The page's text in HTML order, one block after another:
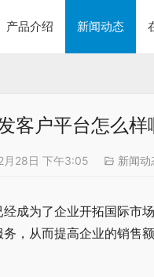
产品介绍 新闻动态
客户平台怎么样
月28日 下午3:05 新闻动
成为了企业开拓国际市
，从而提高企业的销售